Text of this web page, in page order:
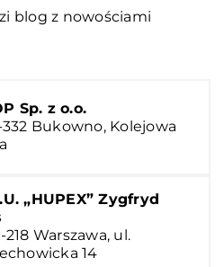
blog z nowościami
Sp. z o.o.
332 Bukowno, Kolejowa
„HUPEX” Zygfryd
Warszawa, ul.
14